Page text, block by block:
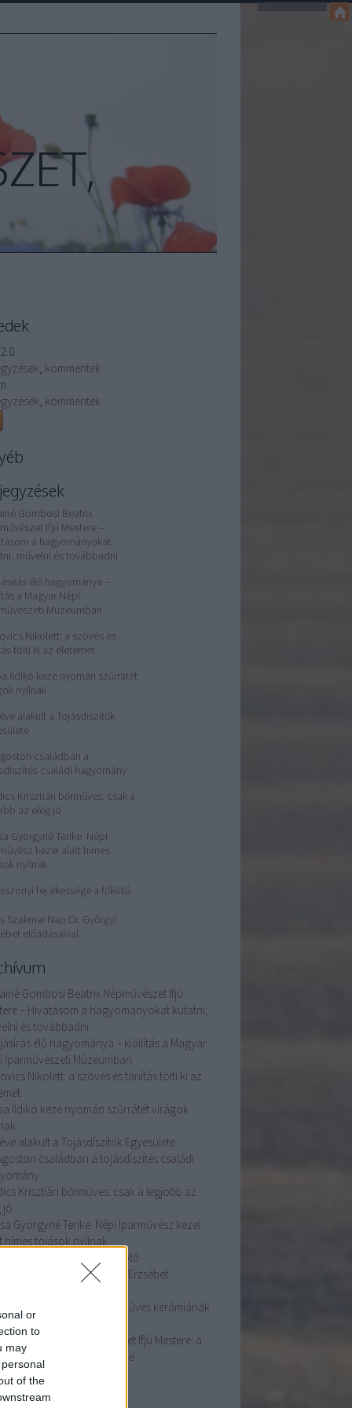
or
to
may
of the
, kommentek
, kommentek
Gombosi Beatrix
Ifjú Mestere –
a hagyományokat
művelni és továbbadni
élő hagyománya –
a Magyar Népi
Múzeumban
Nikolett: a szövés és
tölti ki az életemet
Ildikó keze nyomán szűrrátét
nyílnak
alakult a Tojásdíszítők
családban a
családi hagyomány
Krisztián bőrműves: csak a
az elég jó
Györgyné Terike Népi
kezei alatt hímes
nyílnak
fej ékessége a főkötő
Szakmai Nap Dr. Györgyi
előadásaival
Gombosi Beatrix Népművészet Ifjú
– Hivatásom a hagyományokat kutatni,
és továbbadni
élő hagyománya – kiállítás a Magyar
Iparművészeti Múzeumban
Nikolett: a szövés és tanítás tölti ki az
Ildikó keze nyomán szűrrátét virágok
alakult a Tojásdíszítők Egyesülete
családban a tojásdíszítés családi
Krisztián bőrműves: csak a legjobb az
jó
Györgyné Terike Népi Iparművész kezei
hímes tojások nyílnak
asszonyi fej ékessége a főkötő
Szakmai Nap Dr. Györgyi Erzsébet
Mária fazekas: A kézműves kerámiának
van
Zsuzsanna Népművészet Ifjú Mestere: a
az életünk fontos része
...